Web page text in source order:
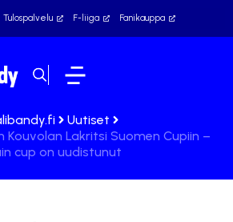
Tulospalvelu F-liiga Fanikauppa
Uutiset
Kouvolan Lakritsi Suomen Cupiin –
cup on uudistunut